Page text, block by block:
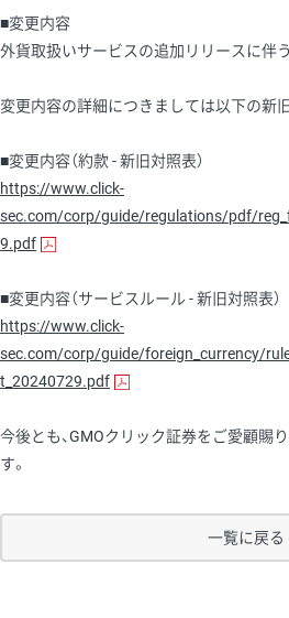
■変更内容
外貨取扱いサービスの追加リリースに伴
変更内容の詳細につきましては以下の新
■変更内容（約款 - 新旧対照表）
https://www.click-
sec.com/corp/guide/regulations/pdf/
9.pdf
■変更内容（サービスルール - 新旧対照表）
https://www.click-
sec.com/corp/guide/foreign_currency/
t_20240729.pdf
今後とも、GMOクリック証券をご愛顧賜
す。
一覧に戻る